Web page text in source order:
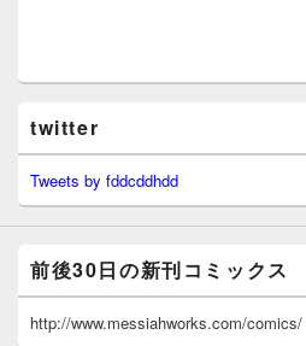
twitter
Tweets by fddcddhdd
前後30日の新刊コミックス
http://www.messiahworks.com/comics/